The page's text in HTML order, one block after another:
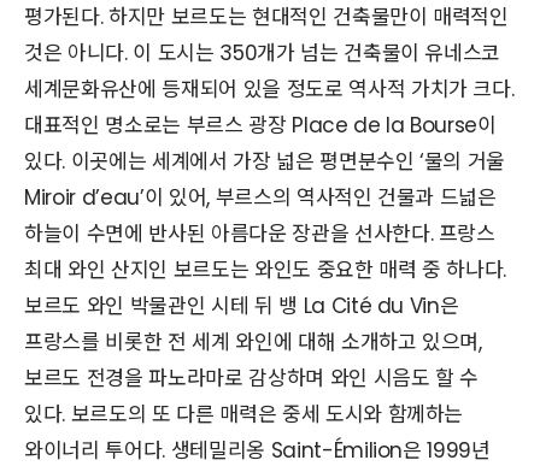
평가된다. 하지만 보르도는 현대적인 건축물만이 매력적인
것은 아니다. 이 도시는 350개가 넘는 건축물이 유네스코
세계문화유산에 등재되어 있을 정도로 역사적 가치가 크다.
대표적인 명소로는 부르스 광장 Place de la Bourse이
있다. 이곳에는 세계에서 가장 넓은 평면분수인 ‘물의 거울
Miroir d’eau’이 있어, 부르스의 역사적인 건물과 드넓은
하늘이 수면에 반사된 아름다운 장관을 선사한다. 프랑스
최대 와인 산지인 보르도는 와인도 중요한 매력 중 하나다.
보르도 와인 박물관인 시테 뒤 뱅 La Cité du Vin은
프랑스를 비롯한 전 세계 와인에 대해 소개하고 있으며,
보르도 전경을 파노라마로 감상하며 와인 시음도 할 수
있다. 보르도의 또 다른 매력은 중세 도시와 함께하는
와이너리 투어다. 생테밀리옹 Saint-Émilion은 1999년